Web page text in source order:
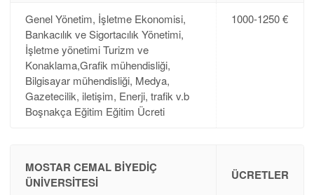
Genel Yönetim, İşletme Ekonomisi,
Bankacılık ve Sigortacılık Yönetimi,
İşletme yönetimi Turizm ve
Konaklama,Grafik mühendisliği,
Bilgisayar mühendisliği, Medya,
Gazetecilik, iletişim, Enerji, trafik v.b
Boşnakça Eğitim Eğitim Ücreti
1000-1250 €
MOSTAR CEMAL BIYEDIÇ
ÜNIVERSITESI
ÜCRETLER